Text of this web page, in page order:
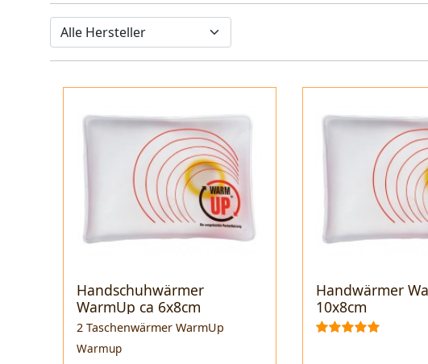
Handschuhwärmer
WarmUp ca 6x8cm
2 Taschenwärmer WarmUp
Warmup
Handwärmer
10x8cm